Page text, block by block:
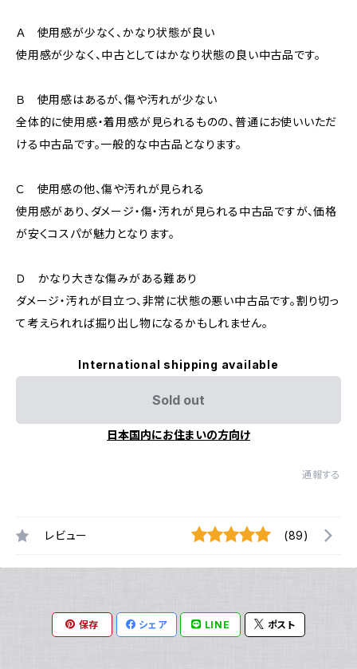
Ａ 使用感が少なく、かなり状態が良い
使用感が少なく、中古としてはかなり状態の良い中古品です。
Ｂ 使用感はあるが、傷や汚れが少ない
全体的に使用感・着用感が見られるものの、普通にお使いいただ
ける中古品です。一般的な中古品となります。
Ｃ 使用感の他、傷や汚れが見られる
使用感があり、ダメージ・傷・汚れが見られる中古品ですが、価格
が安くコスパが魅力となります。
Ｄ かなり大きな傷みがある難あり
ダメージ・汚れが目立つ、非常に状態の悪い中古品です。割り切っ
て考えられれば掘り出し物になるかもしれません。
International shipping available
Sold out
日本国内にお住まいの方向け
通報する
レビュー (89)
保存 シェア LINE ポスト